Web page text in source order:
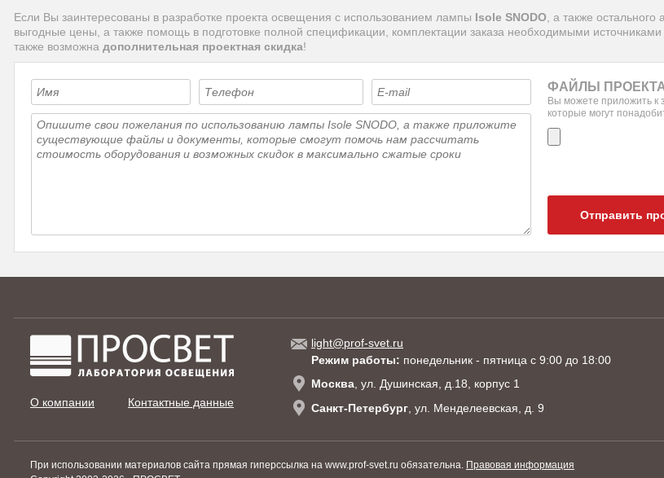
Если Вы заинтересованы в разработке проекта освещения с использованием лампы Isole SNODO , а также
выгодные цены, а также помощь в подготовке полной спецификации, комплектации заказа необходимыми
также возможна дополнительная проектная скидка!
ФАЙЛЫ
Вы можете приложить
которые могут
Отправить
О компании Контактные данные
light@prof-svet.ru
Режим работы: понедельник - пятница с 9:00 до 18:00
Москва , ул. Душинская, д.18, корпус 1
Санкт-Петербург , ул. Менделеевская, д. 9
При использовании материалов сайта прямая гиперссылка на www.prof-svet.ru обязательна. Правовая информация